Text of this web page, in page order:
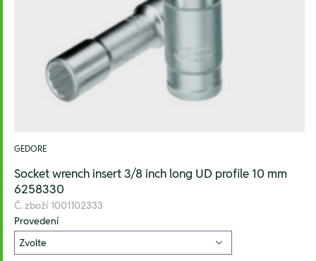
GEDORE
Socket wrench insert 3/8 inch long UD profile 10 mm
6258330
Č. zboží 1001102333
Provedení